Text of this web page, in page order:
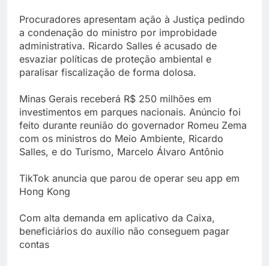
Procuradores apresentam ação à Justiça pedindo
a condenação do ministro por improbidade
administrativa. Ricardo Salles é acusado de
esvaziar políticas de proteção ambiental e
paralisar fiscalização de forma dolosa.
Minas Gerais receberá R$ 250 milhões em
investimentos em parques nacionais. Anúncio foi
feito durante reunião do governador Romeu Zema
com os ministros do Meio Ambiente, Ricardo
Salles, e do Turismo, Marcelo Álvaro Antônio
TikTok anuncia que parou de operar seu app em
Hong Kong
Com alta demanda em aplicativo da Caixa,
beneficiários do auxílio não conseguem pagar
contas